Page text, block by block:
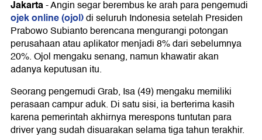
Jakarta-Angin segar berembus ke arah para pengemudi
ojek online (ojol)di seluruh Indonesia setelah Presiden
Prabowo Subianto berencana mengurangi potongan
perusahaan atau aplikator menjadi 8% dari sebelumnya
20%. Ojol mengaku senang, namun khawatir akan
adanya keputusan itu.
Seorang pengemudi Grab, Isa (49) mengaku memiliki
perasaan campur aduk. Di satu sisi, ia berterima kasih
karena pemerintah akhirnya merespons tuntutan para
driver yang sudah disuarakan selama tiga tahun terakhir.